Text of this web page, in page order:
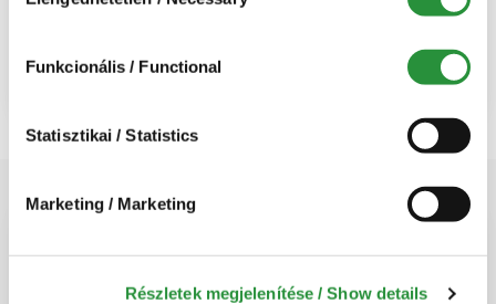
Funkcionális / Functional
Statisztikai / Statistics
Marketing / Marketing
Részletek megjelenítése / Show details
Teams
Google
Meet
How can we help?
Let us know what legal issues we can help you